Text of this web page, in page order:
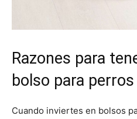
Razones para
bolso para perros
Cuando inviertes en bolsos